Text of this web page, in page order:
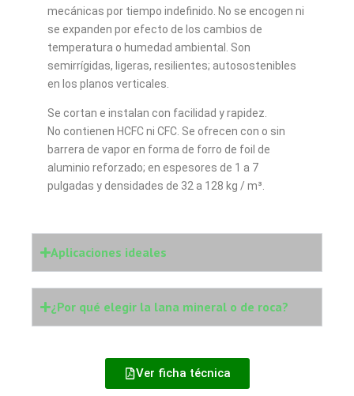
mecánicas por tiempo indefinido. No se encogen ni
se expanden por efecto de los cambios de
temperatura o humedad ambiental. Son
semirrígidas, ligeras, resilientes; autosostenibles
en los planos verticales.
Se cortan e instalan con facilidad y rapidez.
No contienen HCFC ni CFC. Se ofrecen con o sin
barrera de vapor en forma de forro de foil de
aluminio reforzado; en espesores de 1 a 7
pulgadas y densidades de 32 a 128 kg / m³.
Aplicaciones ideales
¿Por qué elegir la lana mineral o de roca?
Ver ficha técnica